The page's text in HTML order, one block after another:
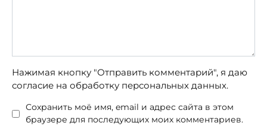
Нажимая кнопку "Отправить комментарий", я даю
согласие на обработку персональных данных.
Сохранить моё имя, email и адрес сайта в этом
браузере для последующих моих комментариев.